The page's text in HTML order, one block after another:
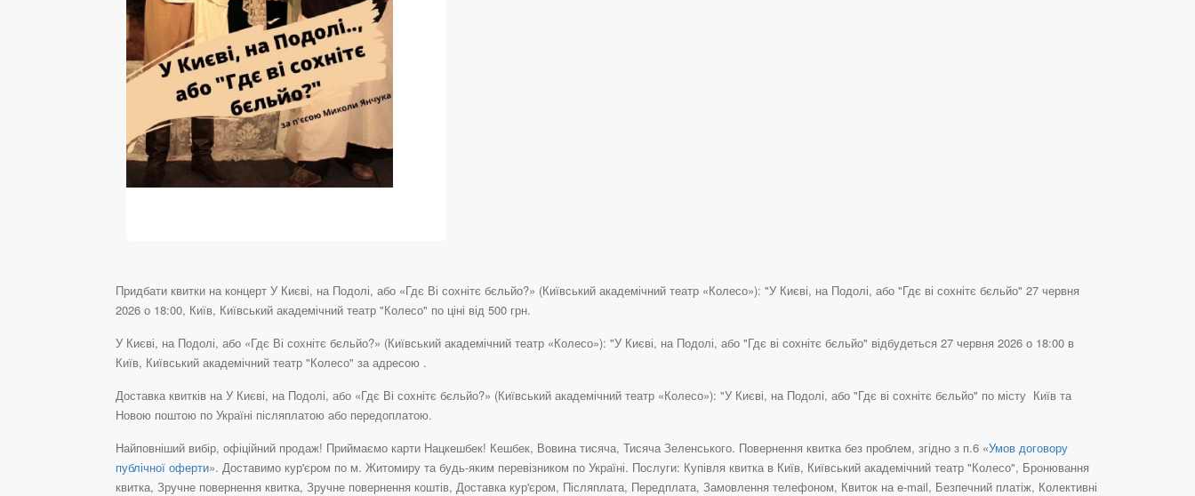
Придбати квитки на концерт У Києві, на Подолі, або «Гдє Ві сохнітє бєльйо?» (Київський академічний театр «Колесо»): "У Києві, на Подолі, або "Гдє ві сохнітє бєльйо" 27 червня
2026 о 18:00, Київ, Київський академічний театр "Колесо" по ціні від 500 грн.
У Києві, на Подолі, або «Гдє Ві сохнітє бєльйо?» (Київський академічний театр «Колесо»): "У Києві, на Подолі, або "Гдє ві сохнітє бєльйо" відбудеться 27 червня 2026 о 18:00 в
Київ, Київський академічний театр "Колесо" за адресою .
Доставка квитків на У Києві, на Подолі, або «Гдє Ві сохнітє бєльйо?» (Київський академічний театр «Колесо»): "У Києві, на Подолі, або "Гдє ві сохнітє бєльйо" по місту Київ та
Новою поштою по Україні післяплатою або передоплатою.
Найповніший вибір, офіційний продаж! Приймаємо карти Нацкешбек! Кешбек, Вовина тисяча, Тисяча Зеленського. Повернення квитка без проблем, згідно з п.6 «Умов договору
публічної оферти». Доставимо кур'єром по м. Житомиру та будь-яким перевізником по Україні. Послуги: Купівля квитка в Київ, Київський академічний театр "Колесо", Бронювання
квитка, Зручне повернення квитка, Зручне повернення коштів, Доставка кур'єром, Післяплата, Передплата, Замовлення телефоном, Квиток на e-mail, Безпечний платіж, Колективні